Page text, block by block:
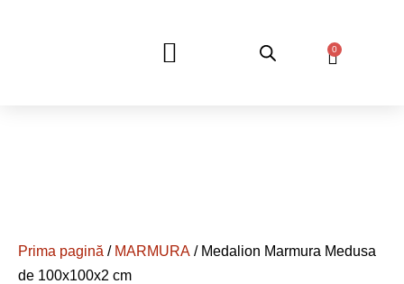
0
Prima pagină / MARMURA / Medalion Marmura Medusa
de 100x100x2 cm